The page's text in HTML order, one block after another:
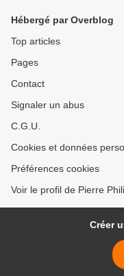
Hébergé par Overblog
Top articles
Pages
Contact
Signaler un abus
C.G.U.
Cookies et données
Préférences cookies
Voir le profil de Pierre
Créer